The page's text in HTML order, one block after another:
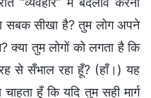
सबक सीखा है? तुम लोग अपने
क्या तुम लोगों को लगता है कि
से सँभाल रहा हूँ? (हाँ।) यह
हूँ कि यदि तुम सही मार्ग